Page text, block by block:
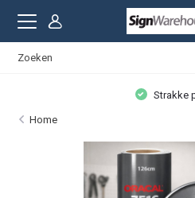
Strakke
Home